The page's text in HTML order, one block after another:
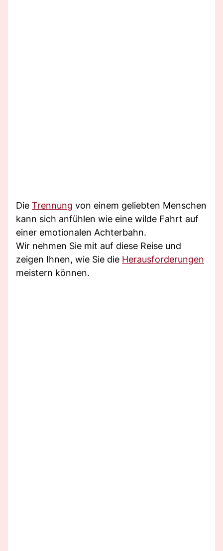
Die Trennung von einem geliebten Menschen
kann sich anfühlen wie eine wilde Fahrt auf
einer emotionalen Achterbahn.
Wir nehmen Sie mit auf diese Reise und
zeigen Ihnen, wie Sie die Herausforderungen
meistern können.